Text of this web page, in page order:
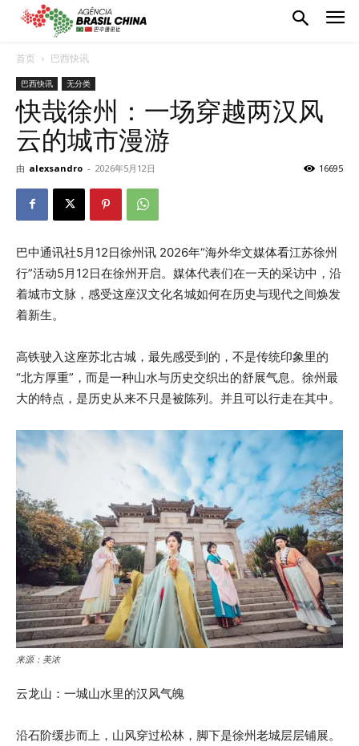
首页 巴西快讯
巴西快讯 无分类
快哉徐州：一场穿越两汉风
云的城市漫游
由 alexsandro - 2026年5月12日 16695
巴中通讯社5月12日徐州讯 2026年“海外华文媒体看江苏徐州
行”活动5月12日在徐州开启。媒体代表们在一天的采访中，沿
着城市文脉，感受这座汉文化名城如何在历史与现代之间焕发
着新生。
高铁驶入这座苏北古城，最先感受到的，不是传统印象里的
“北方厚重”，而是一种山水与历史交织出的舒展气息。徐州最
大的特点，是历史从来不只是被陈列。并且可以行走在其中。
来源：美浓
云龙山：一城山水里的汉风气魄
沿石阶缓步而上，山风穿过松林，脚下是徐州老城层层铺展。